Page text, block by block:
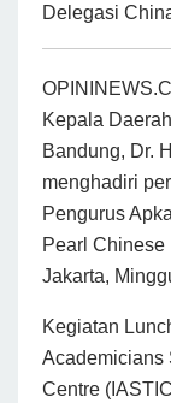
Delegasi
Kepala
Bandung, Dr.
menghadiri
Pengurus
Pearl Chinese
Jakarta,
Kegiatan
Academicians
Centre